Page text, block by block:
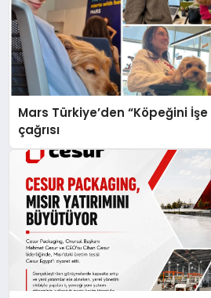
Mars Türkiye’den “Köpeğini
çağrısı